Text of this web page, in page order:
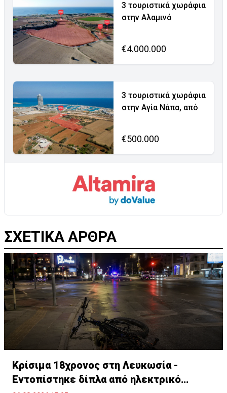
3 τουριστικά χωράφια
στην Αλαμινό
€4.000.000
3 τουριστικά χωράφια
στην Αγία Νάπα, από
€500.000
ΣΧΕΤΙΚΑ ΑΡΘΡΑ
Κρίσιμα 18χρονος στη Λευκωσία -
Εντοπίστηκε δίπλα από ηλεκτρικό